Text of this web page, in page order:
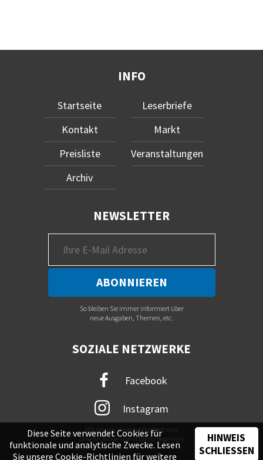
INFO
Startseite
Kontakt
Preisliste
Archiv
Leserbriefe
Markt
Veranstaltungen
NEWSLETTER
So bleiben Sie immer informiert über
neue Ausgaben, Themen, etc.
SOZIALE NETZWERKE
Facebook
Instagram
Mit immer neuem Newsfeed wird
unsere Online-Community begeistert
Diese Seite verwendet Cookies für
funktionale und analytische Zwecke. Lesen
Sie unsere Cookie-Richtlinien für weitere
HINWEIS
SCHLIESSEN